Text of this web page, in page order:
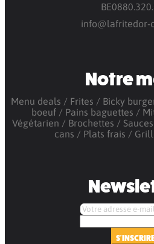
info@lafritedor-
Notre
Menu deals Frites Bicky
boeuf
Pains baguettes
Végétarien
Brochettes Sauces
cans
Plats frais